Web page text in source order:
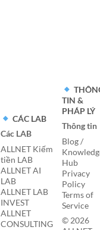
CÁC LAB
Các LAB
ALLNET Kiếm
tiền LAB
ALLNET AI
LAB
ALLNET LAB
INVEST
ALLNET
CONSULTING
TIN &
PHÁP LÝ
Thông tin
Blog /
Hub
Privacy
Policy
Terms of
Service
© 2026